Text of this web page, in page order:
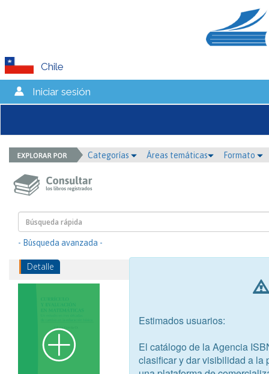
Chile
Iniciar sesión
Categorías Áreas temáticas Formato
- Búsqueda avanzada -
Detalle
Estimados usuarios:
El catálogo de la Agencia
clasificar y dar visibilidad a la